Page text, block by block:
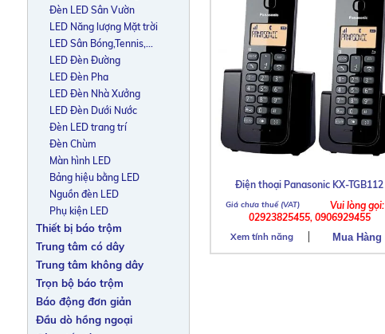
Điện thoại Panasonic KX-TGB112
Vui lòng gọi:
02923825455, 0906929455
Xem tính năng
Đèn LED Sân Vườn
LED Năng lượng Mặt trời
LED Sân Bóng,Tennis,...
LED Đèn Đường
LED Đèn Pha
LED Đèn Nhà Xưởng
LED Đèn Dưới Nước
Đèn LED trang trí
Đèn Chùm
Màn hình LED
Bảng hiệu bằng LED
Nguồn đèn LED
Phụ kiện LED
Thiết bị báo trộm
Trung tâm có dây
Trung tâm không dây
Trọn bộ báo trộm
Báo động đơn giản
Đầu dò hồng ngoại